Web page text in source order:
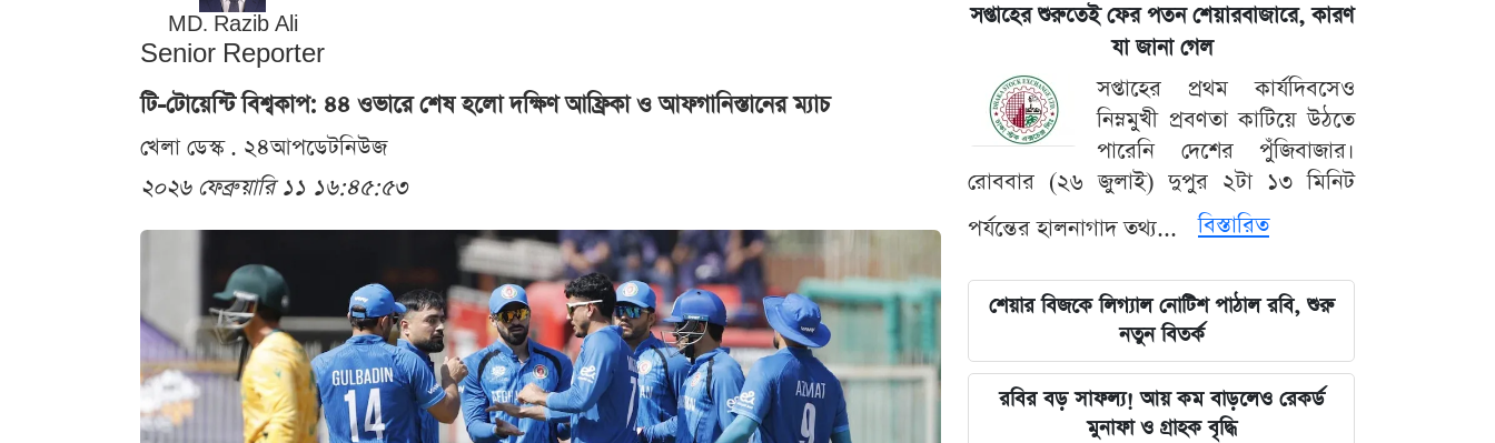
MD. Razib Ali
Senior Reporter
টি-টোয়েন্টি বিশ্বকাপ: ৪৪ ওভারে শেষ হলো দক্ষিণ আফ্রিকা ও আফগানিস্তানের ম্যাচ
খেলা ডেস্ক . ২৪আপডেটনিউজ
২০২৬ ফেব্রুয়ারি ১১ ১৬:৪৫:৫৩
সপ্তাহের শুরুতেই ফের পতন শেয়ারবাজারে, কারণ
যা জানা গেল
সপ্তাহের প্রথম কার্যদিবসেও
নিম্নমুখী প্রবণতা কাটিয়ে উঠতে
পারেনি দেশের পুঁজিবাজার।
রোববার (২৬ জুলাই) দুপুর ২টা ১৩ মিনিট
পর্যন্তের হালনাগাদ তথ্য...
বিস্তারিত
শেয়ার বিজকে লিগ্যাল নোটিশ পাঠাল রবি, শুরু
নতুন বিতর্ক
রবির বড় সাফল্য! আয় কম বাড়লেও রেকর্ড
মুনাফা ও গ্রাহক বৃদ্ধি